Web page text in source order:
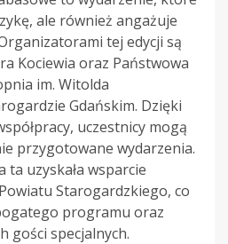
ale również angażuje
tej edycji są
Kociewia oraz Państwowa
im. Witolda
Gdańskim. Dzięki
uczestnicy mogą
przygotowane wydarzenia.
uzyskała wsparcie
Starogardzkiego, co
programu oraz
gości specjalnych.